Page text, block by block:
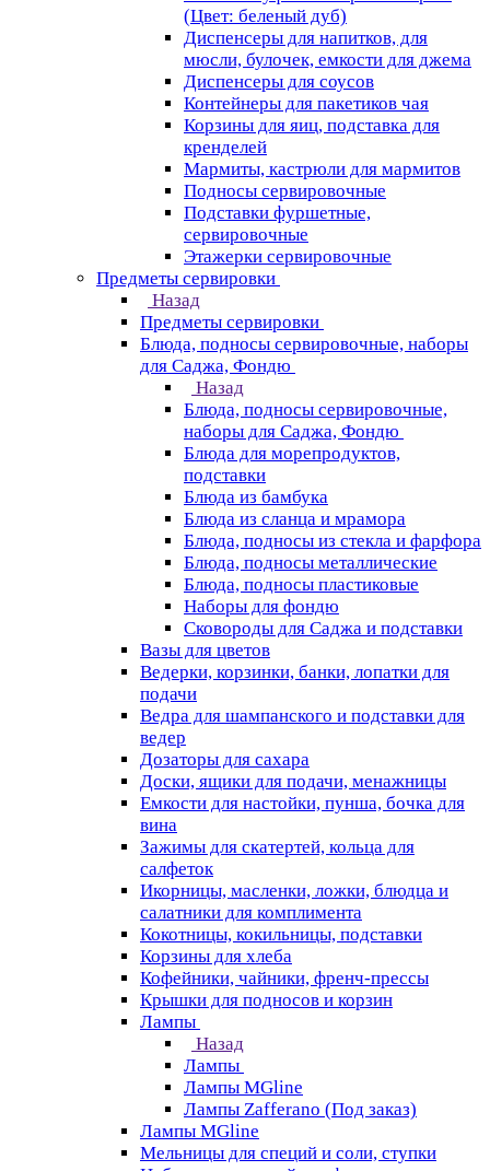
(Цвет: беленый дуб)
Диспенсеры для напитков, для
мюсли, булочек, емкости для джема
Диспенсеры для соусов
Контейнеры для пакетиков чая
Корзины для яиц, подставка для
кренделей
Мармиты, кастрюли для мармитов
Подносы сервировочные
Подставки фуршетные,
сервировочные
Этажерки сервировочные
Предметы сервировки
Назад
Предметы сервировки
Блюда, подносы сервировочные, наборы
для Саджа, Фондю
Назад
Блюда, подносы сервировочные,
наборы для Саджа, Фондю
Блюда для морепродуктов,
подставки
Блюда из бамбука
Блюда из сланца и мрамора
Блюда, подносы из стекла и фарфора
Блюда, подносы металлические
Блюда, подносы пластиковые
Наборы для фондю
Сковороды для Саджа и подставки
Вазы для цветов
Ведерки, корзинки, банки, лопатки для
подачи
Ведра для шампанского и подставки для
ведер
Дозаторы для сахара
Доски, ящики для подачи, менажницы
Емкости для настойки, пунша, бочка для
вина
Зажимы для скатертей, кольца для
салфеток
Икорницы, масленки, ложки, блюдца и
салатники для комплимента
Кокотницы, кокильницы, подставки
Корзины для хлеба
Кофейники, чайники, френч-прессы
Крышки для подносов и корзин
Лампы
Назад
Лампы
Лампы MGline
Лампы Zafferano (Под заказ)
Лампы MGline
Мельницы для специй и соли, ступки